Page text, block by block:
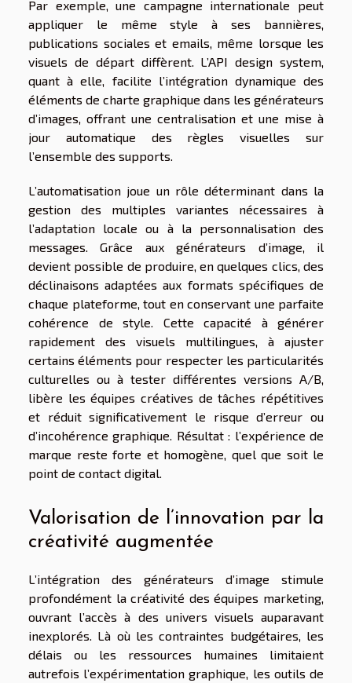
Par exemple, une campagne internationale peut
appliquer le même style à ses bannières,
publications sociales et emails, même lorsque les
visuels de départ diffèrent. L’API design system,
quant à elle, facilite l’intégration dynamique des
éléments de charte graphique dans les générateurs
d’images, offrant une centralisation et une mise à
jour automatique des règles visuelles sur
l’ensemble des supports.
L’automatisation joue un rôle déterminant dans la
gestion des multiples variantes nécessaires à
l’adaptation locale ou à la personnalisation des
messages. Grâce aux générateurs d’image, il
devient possible de produire, en quelques clics, des
déclinaisons adaptées aux formats spécifiques de
chaque plateforme, tout en conservant une parfaite
cohérence de style. Cette capacité à générer
rapidement des visuels multilingues, à ajuster
certains éléments pour respecter les particularités
culturelles ou à tester différentes versions A/B,
libère les équipes créatives de tâches répétitives
et réduit significativement le risque d’erreur ou
d’incohérence graphique. Résultat : l’expérience de
marque reste forte et homogène, quel que soit le
point de contact digital.
Valorisation de l’innovation par la
créativité augmentée
L’intégration des générateurs d’image stimule
profondément la créativité des équipes marketing,
ouvrant l’accès à des univers visuels auparavant
inexplorés. Là où les contraintes budgétaires, les
délais ou les ressources humaines limitaient
autrefois l’expérimentation graphique, les outils de